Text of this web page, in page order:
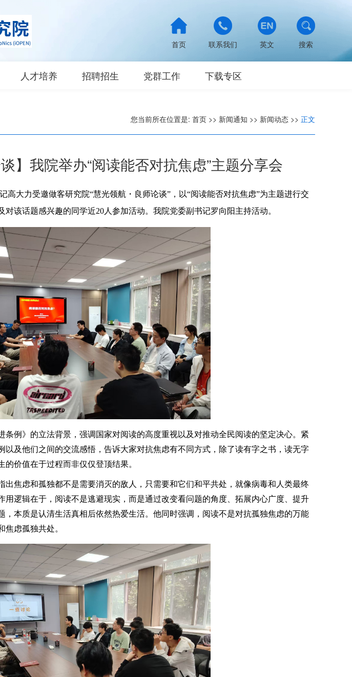
搜索
英文
联系我们
首页
人才培养 招聘招生 党群工作 下载专区
您当前所在位置是: 首页 >> 新闻通知 >> 新闻动态 >> 正文
谈】我院举办“阅读能否对抗焦虑”主题分享会
高大力受邀做客研究院“慧光领航・良师论谈”，以“阅读能否对抗焦虑”为主题进行交
该话题感兴趣的同学近20人参加活动。我院党委副书记罗向阳主持活动。
条例》的立法背景，强调国家对阅读的高度重视以及对推动全民阅读的坚定决心。紧
以及他们之间的交流感悟，告诉大家对抗焦虑有不同方式，除了读有字之书，读无字
价值在于过程而非仅仅登顶结果。
出焦虑和孤独都不是需要消灭的敌人，只需要和它们和平共处，就像病毒和人类最终
用逻辑在于，阅读不是逃避现实，而是通过改变看问题的角度、拓展内心广度、提升
，本质是认清生活真相后依然热爱生活。他同时强调，阅读不是对抗孤独焦虑的万能
虑孤独共处。